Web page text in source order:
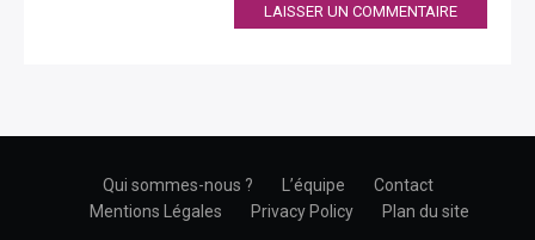
LAISSER UN COMMENTAIRE
Qui sommes-nous ? L’équipe
Contact
Mentions Légales
Privacy Policy Plan du site